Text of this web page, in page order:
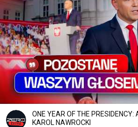
ONE YEAR OF THE PRESIDENCY:
KAROL NAWROCKI